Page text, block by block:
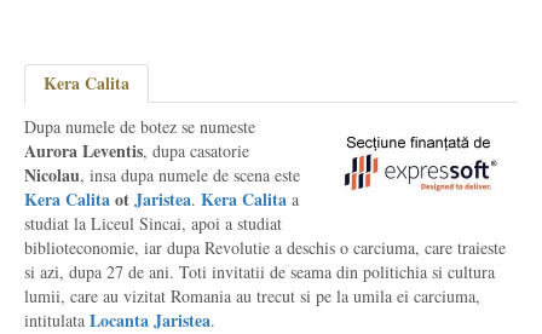
Kera Calita
Dupa numele de botez se numeste
Aurora Leventis, dupa casatorie
Nicolau, insa dupa numele de scena este
Kera CalitaotJaristea. Kera Calita a
studiat la Liceul Sincai, apoi a studiat
biblioteconomie, iar dupa Revolutie a deschis o carciuma, care traieste
si azi, dupa 27 de ani. Toti invitatii de seama din politichia si cultura
lumii, care au vizitat Romania au trecut si pe la umila ei carciuma,
intitulata Locanta Jaristea.